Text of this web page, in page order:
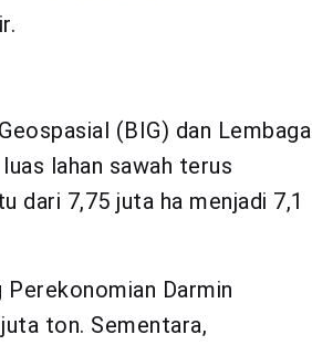
(BIG) dan Lembaga
lahan sawah terus
dari 7,75 juta ha menjadi 7,1
Darmin
ton. Sementara,